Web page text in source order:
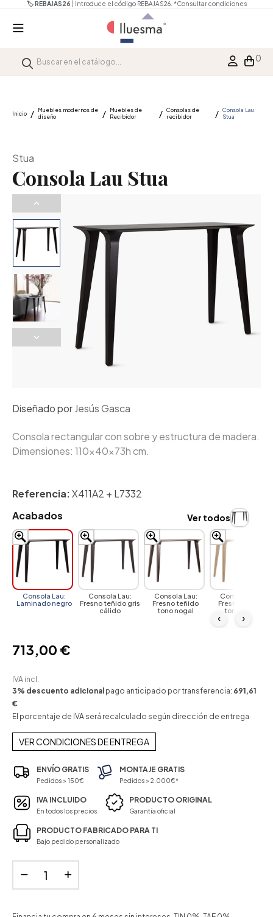
🏷️ REBAJAS26 | Introduce el código REBAJAS26. *Consultar condiciones
0
Inicio
Muebles modernos de
diseño
Muebles de
Recibidor
Consolas de
recibidor
Consola Lau
Stua
Stua
Consola Lau Stua
Diseñado porJesús Gasca
Consola rectangular con sobre y estructura de madera.
Dimensiones: 110x40x73h cm.
Referencia:X411A2 + L7332
Acabados
Consola Lau:
Laminado negro
Consola Lau:
Fresno teñido gris
cálido
Consola Lau:
Fresno teñido
tono nogal
Consola Lau:
Fresno teñido
tono roble
‹ ›
Ver todos
713,00 €
IVA incl.
3% descuento adicional pago anticipado por transferencia: 691,61
€
El porcentaje de IVA será recalculado según dirección de entrega
VER CONDICIONES DE ENTREGA
ENVÍO GRATIS
Pedidos > 150€
MONTAJE GRATIS
Pedidos > 2.000€*
IVA INCLUIDO
En todos los precios
PRODUCTO ORIGINAL
Garantía oficial
PRODUCTO FABRICADO PARA TI
Bajo pedido personalizado